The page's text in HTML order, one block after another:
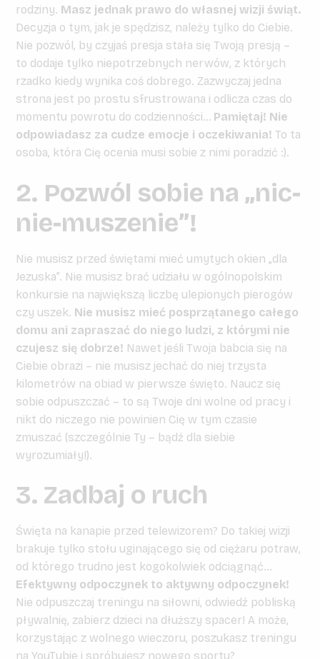
rodziny. Masz jednak prawo do własnej wizji świąt.
Decyzja o tym, jak je spędzisz, należy tylko do Ciebie.
Nie pozwól, by czyjaś presja stała się Twoją presją –
to dodaje tylko niepotrzebnych nerwów, z których
rzadko kiedy wynika coś dobrego. Zazwyczaj jedna
strona jest po prostu sfrustrowana i odlicza czas do
momentu powrotu do codzienności… Pamiętaj! Nie
odpowiadasz za cudze emocje i oczekiwania! To ta
osoba, która Cię ocenia musi sobie z nimi poradzić :).
2. Pozwól sobie na „nic-
nie-muszenie”!
Nie musisz przed świętami mieć umytych okien „dla
Jezuska”. Nie musisz brać udziału w ogólnopolskim
konkursie na największą liczbę ulepionych pierogów
czy uszek. Nie musisz mieć posprzątanego całego
domu ani zapraszać do niego ludzi, z którymi nie
czujesz się dobrze! Nawet jeśli Twoja babcia się na
Ciebie obrazi – nie musisz jechać do niej trzysta
kilometrów na obiad w pierwsze święto. Naucz się
sobie odpuszczać – to są Twoje dni wolne od pracy i
nikt do niczego nie powinien Cię w tym czasie
zmuszać (szczególnie Ty – bądź dla siebie
wyrozumiały!).
3. Zadbaj o ruch
Święta na kanapie przed telewizorem? Do takiej wizji
brakuje tylko stołu uginającego się od ciężaru potraw,
od którego trudno jest kogokolwiek odciągnąć…
Efektywny odpoczynek to aktywny odpoczynek!
Nie odpuszczaj treningu na siłowni, odwiedź pobliską
pływalnię, zabierz dzieci na dłuższy spacer! A może,
korzystając z wolnego wieczoru, poszukasz treningu
na YouTubie i spróbujesz nowego sportu?